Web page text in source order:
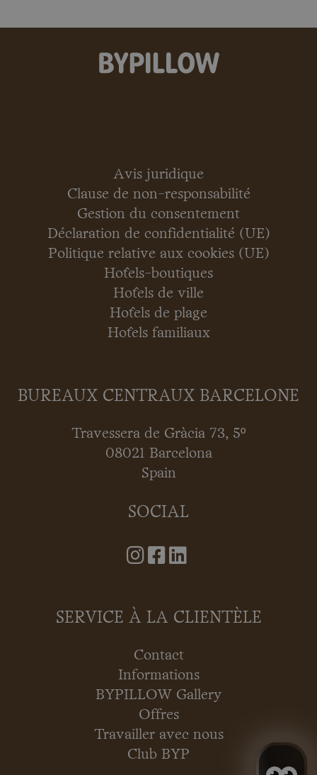
Avis juridique
Clause de non-responsabilité
Gestion du consentement
Déclaration de confidentialité (UE)
Politique relative aux cookies (UE)
Hôtels-boutiques
Hôtels de ville
Hôtels de plage
Hôtels familiaux
BUREAUX CENTRAUX BARCELONE
Travessera de Gràcia 73, 5º
08021 Barcelona
Spain
SOCIAL
SERVICE À LA CLIENTÈLE
Contact
Informations
BYPILLOW Gallery
Offres
Travailler avec nous
Club BYP